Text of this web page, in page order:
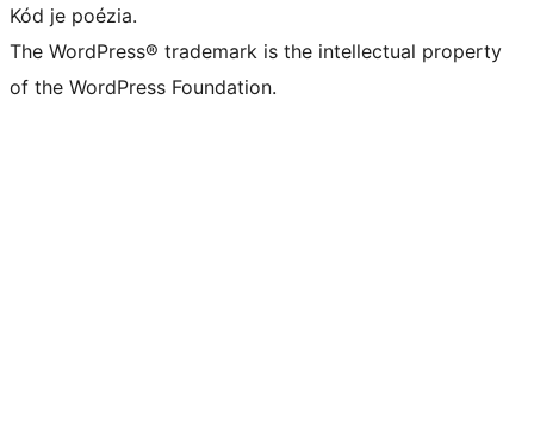
Kód je poézia.
The WordPress® trademark is the intellectual property
of the WordPress Foundation.